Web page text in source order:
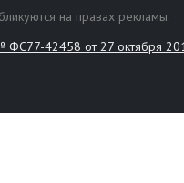
на правах рекламы.
ФС77-42458 от 27 октября